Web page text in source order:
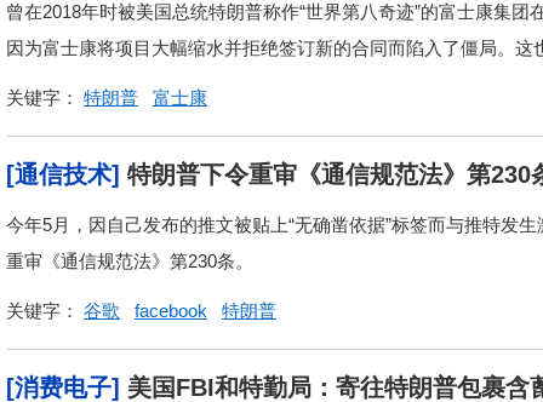
曾在2018年时被美国总统特朗普称作“世界第八奇迹”的富士康集
因为富士康将项目大幅缩水并拒绝签订新的合同而陷入了僵局。
关键字： 特朗普 富士康
[通信技术] 特朗普下令重审《通信规范法》第230
今年5月，因自己发布的推文被贴上“无确凿依据”标签而与推特发
重审《通信规范法》第230条。
关键字： 谷歌 facebook 特朗普
[消费电子] 美国FBI和特勤局：寄往特朗普包裹含